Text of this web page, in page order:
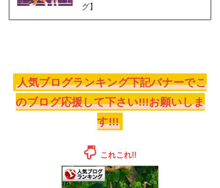
グ】
人気ブログランキング下記バナーでこ
のブログ応援して下さい!!!お願いしま
す!!!
これこれ!!